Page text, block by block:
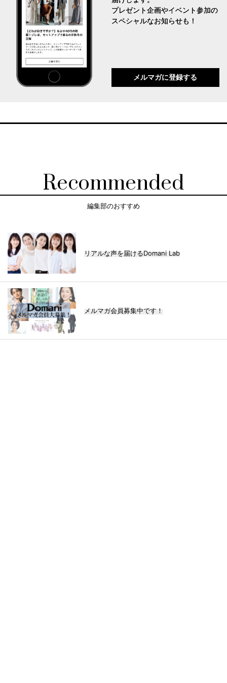
プレゼント企画やイベント参加の
スペシャルなお知らせも！
メルマガに登録する
Recommended
編集部のおすすめ
リアルな声を届けるDomani Lab
メルマガ会員募集中です！